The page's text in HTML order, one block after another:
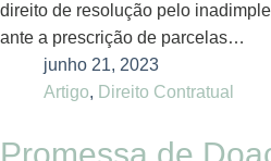
direito de resolução pelo
ante a prescrição de parcelas…
junho 21, 2023
Artigo, Direito Contratual